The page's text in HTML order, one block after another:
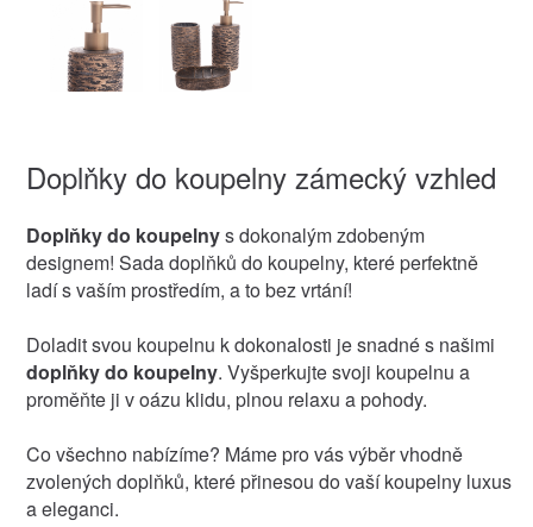
Doplňky do koupelny zámecký vzhled
Doplňky do koupelnys dokonalým zdobeným
designem! Sada doplňků do koupelny, které perfektně
ladí s vaším prostředím, a to bez vrtání!
Doladit svou koupelnu k dokonalosti je snadné s našimi
doplňky do koupelny. Vyšperkujte svoji koupelnu a
proměňte ji v oázu klidu, plnou relaxu a pohody.
Co všechno nabízíme? Máme pro vás výběr vhodně
zvolených doplňků, které přinesou do vaší koupelny luxus
a eleganci.